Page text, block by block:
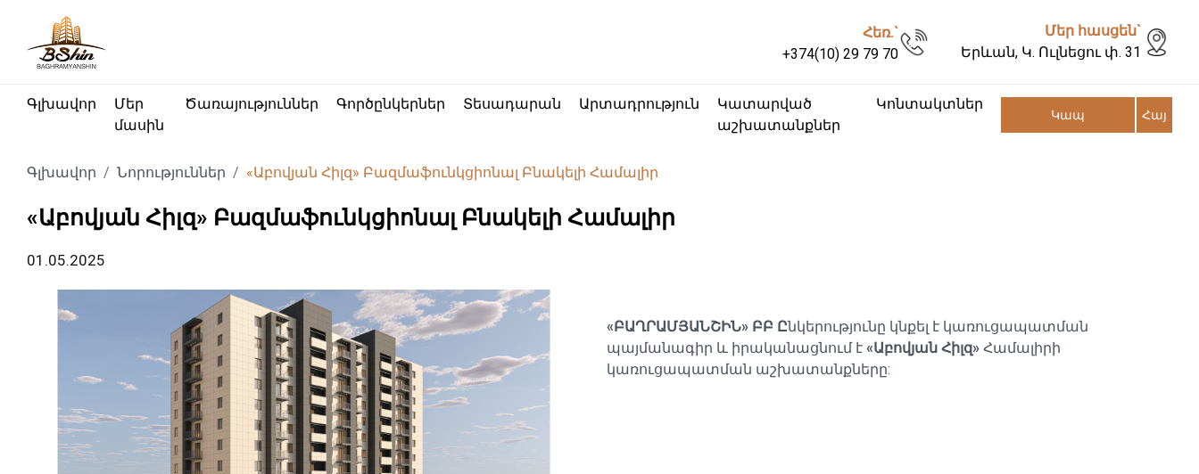
Հեռ.`
+374(10) 29 79 70
Մեր հասցեն`
Երևան, Կ. Ուլնեցու փ. 31
Գլխավոր
Մեր
մասին
Ծառայություններ Գործընկերներ Տեսադարան Արտադրություն
Կատարված
աշխատանքներ
Կոնտակտներ
Կապ Հայ
Գլխավոր Նորություններ «Աբովյան Հիլզ» Բազմաֆունկցիոնալ Բնակելի Համալիր
«Աբովյան Հիլզ» Բազմաֆունկցիոնալ Բնակելի Համալիր
01.05.2025
«ԲԱՂՐԱՄՅԱՆՇԻՆ» ԲԲ Ընկերությունը կնքել է կառուցապատման
պայմանագիր և իրականացնում է «Աբովյան Հիլզ» Համալիրի
կառուցապատման աշխատանքները: